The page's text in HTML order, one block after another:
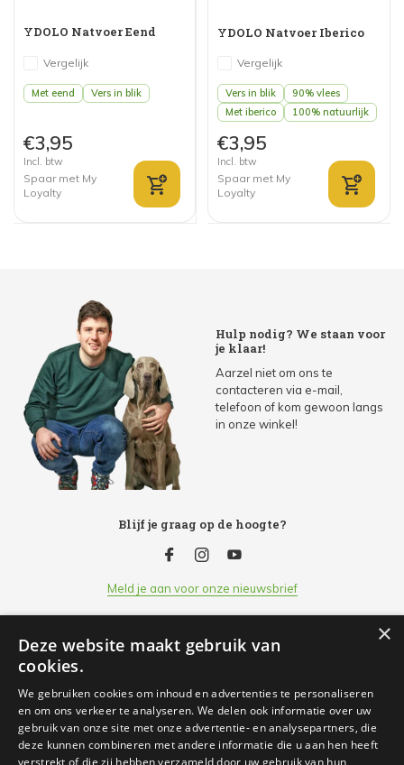
YDOLO Natvoer Eend
Vergelijk
Met eend Vers in blik
€3,95
Incl. btw
Spaar met My
Loyalty
YDOLO Natvoer Iberico
Vergelijk
Vers in blik
90% vlees
Met iberico
100% natuurlijk
€3,95
Incl. btw
Spaar met My
Loyalty
Hulp nodig? We staan voor
je klaar!
Aarzel niet om ons te
contacteren via e-mail,
telefoon of kom gewoon langs
in onze winkel!
Blijf je graag op de hoogte?
Meld je aan voor onze nieuwsbrief
Klantenservice
Openingsuren
Informatie
×
Deze website maakt gebruik van
cookies.
We gebruiken cookies om inhoud en advertenties te personaliseren
en om ons verkeer te analyseren. We delen ook informatie over uw
gebruik van onze site met onze advertentie- en analysepartners, die
deze kunnen combineren met andere informatie die u aan hen heeft
verstrekt of die zij hebben verzameld door uw gebruik van hun